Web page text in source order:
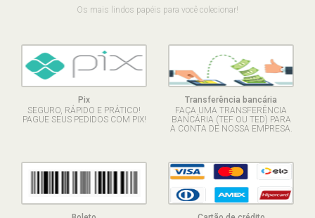
Os mais lindos papéis para você colecionar!
Pix
SEGURO, RÁPIDO E PRÁTICO!
PAGUE SEUS PEDIDOS COM PIX!
Transferência bancária
FAÇA UMA TRANSFERÊNCIA
BANCÁRIA (TEF OU TED) PARA
A CONTA DE NOSSA EMPRESA.